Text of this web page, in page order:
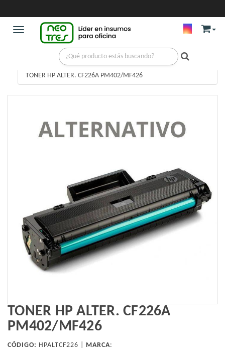
Toggle navigation
COMPUTACIÓN/TONERS/
TONER HP ALTER. CF226A PM402/MF426
TONER HP ALTER. CF226A
PM402/MF426
CÓDIGO: HPALTCF226 | MARCA: